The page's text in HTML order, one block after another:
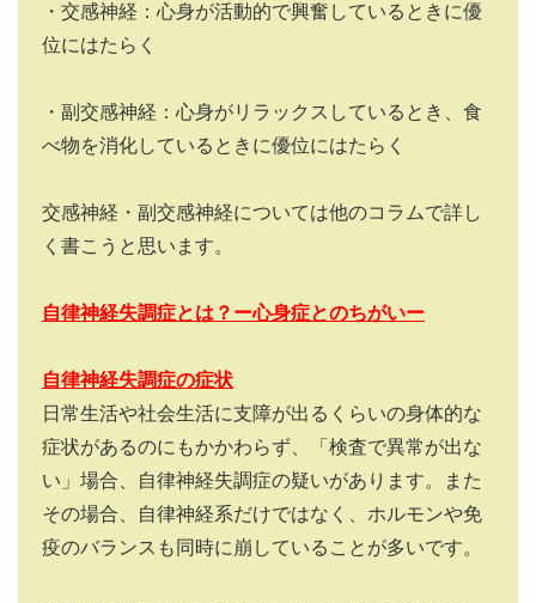
・交感神経：心身が活動的で興奮しているときに優
位にはたらく
・副交感神経：心身がリラックスしているとき、食
べ物を消化しているときに優位にはたらく
交感神経・副交感神経については他のコラムで詳し
く書こうと思います。
自律神経失調症とは？ー心身症とのちがいー
自律神経失調症の症状
日常生活や社会生活に支障が出るくらいの身体的な
症状があるのにもかかわらず、「検査で異常が出な
い」場合、自律神経失調症の疑いがあります。また
その場合、自律神経系だけではなく、ホルモンや免
疫のバランスも同時に崩していることが多いです。